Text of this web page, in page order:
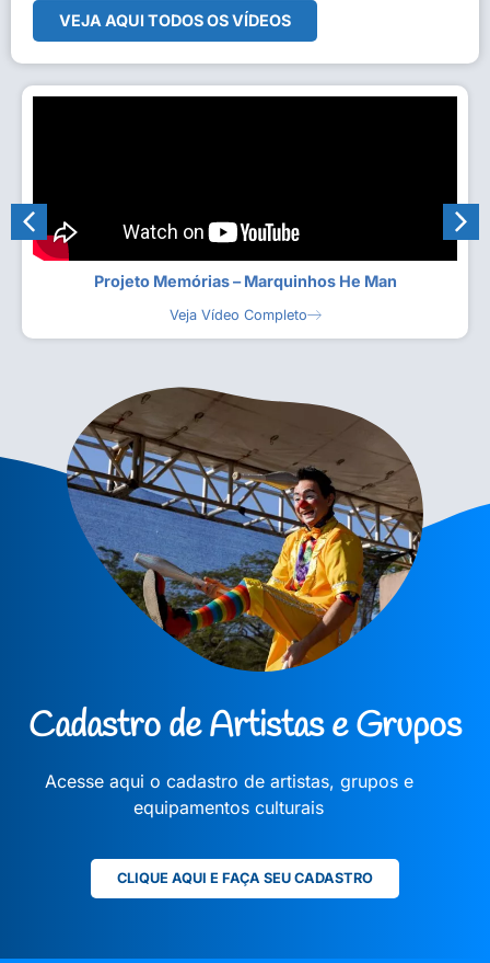
VEJA AQUI TODOS OS VÍDEOS
Projeto Memórias – Marquinhos He Man
Veja Vídeo Completo
Cadastro de Artistas e Grupos
Acesse aqui o cadastro de artistas, grupos e
equipamentos culturais
CLIQUE AQUI E FAÇA SEU CADASTRO